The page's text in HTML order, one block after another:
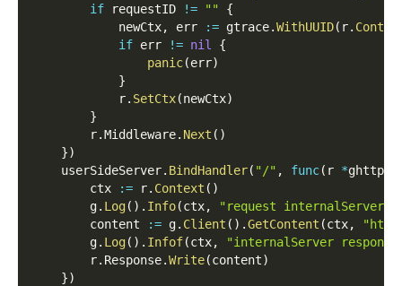
if requestID != ""
{
            newCtx
, err := gtrace.WithUUID( r.
if err != nil
{
panic(err)
}
            r
. SetCtx(newCtx)
}
        r
.Middleware. Next ( )
})
    userSideServer
. BindHandler( "/" , func( r *ghttp
        ctx
:= r. Context ( )
        g
. Log( ) . Info(ctx,
"request internalServer
        content
:= g. Client ( ) .GetContent (ctx,
        g
. Log( ) . Infof(ctx,
"internalServer
        r
. Response.Write(content)
})